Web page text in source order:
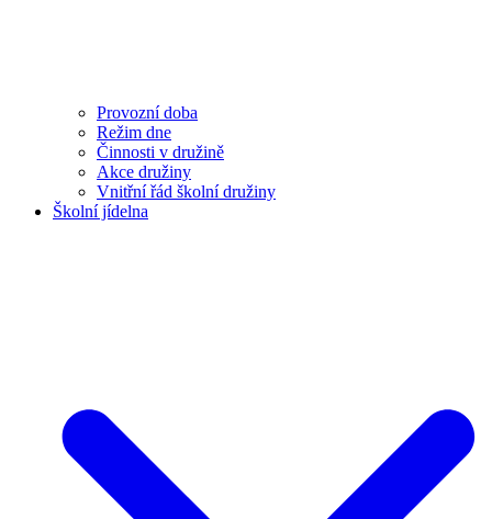
Provozní doba
Režim dne
Činnosti v družině
Akce družiny
Vnitřní řád školní družiny
Školní jídelna